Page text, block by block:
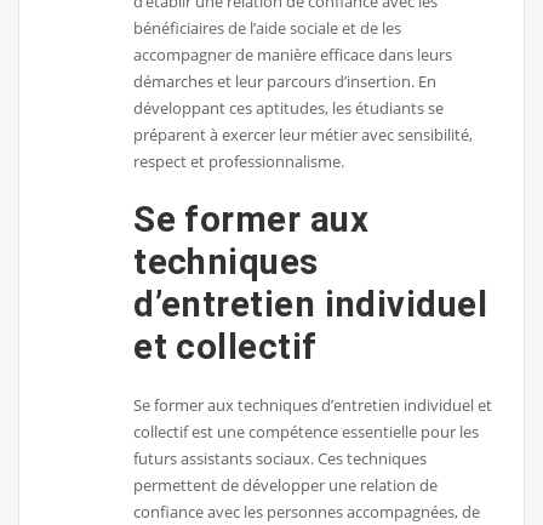
bénéficiaires de l’aide sociale et de les
accompagner de manière efficace dans leurs
démarches et leur parcours d’insertion. En
développant ces aptitudes, les étudiants se
préparent à exercer leur métier avec sensibilité,
respect et professionnalisme.
Se former aux
techniques
d’entretien individuel
et collectif
Se former aux techniques d’entretien individuel et
collectif est une compétence essentielle pour les
futurs assistants sociaux. Ces techniques
permettent de développer une relation de
confiance avec les personnes accompagnées, de